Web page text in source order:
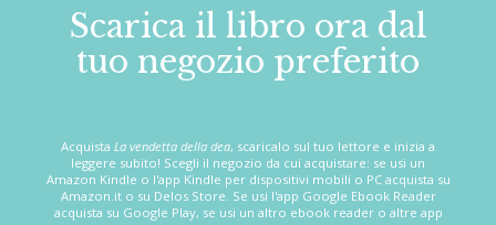
Scarica il libro ora dal
tuo negozio preferito
Acquista La vendetta della dea, scaricalo sul tuo lettore e inizia a
leggere subito! Scegli il negozio da cui acquistare: se usi un
Amazon Kindle o l'app Kindle per dispositivi mobili o PC acquista su
Amazon.it o su Delos Store. Se usi l'app Google Ebook Reader
acquista su Google Play, se usi un altro ebook reader o altre app